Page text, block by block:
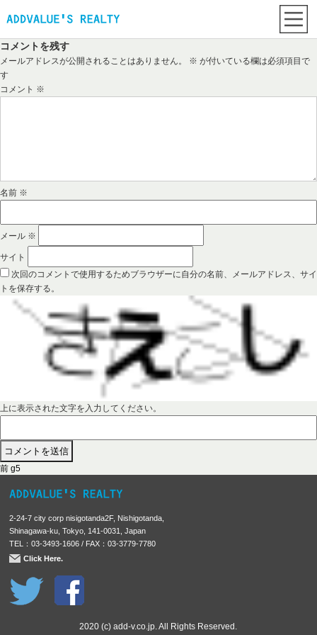
コメントを残す
メールアドレスが公開されることはありません。 ※ が付いている欄は必須項目で
す
コメント ※
名前 ※
メール ※
サイト
次回のコメントで使用するためブラウザーに自分の名前、メールアドレス、サイ
トを保存する。
上に表示された文字を入力してください。
投
稿
ビ
ゲ
ー
シ
ョ
前 前
投
:
g5
2-24-7 city corp nisigotanda2F, Nishigotanda,
Shinagawa-ku, Tokyo, 141-0031, Japan
TEL：03-3493-1606 / FAX：03-3779-7780
Click Here.
2020 (c) add-v.co.jp. All Rights Reserved.